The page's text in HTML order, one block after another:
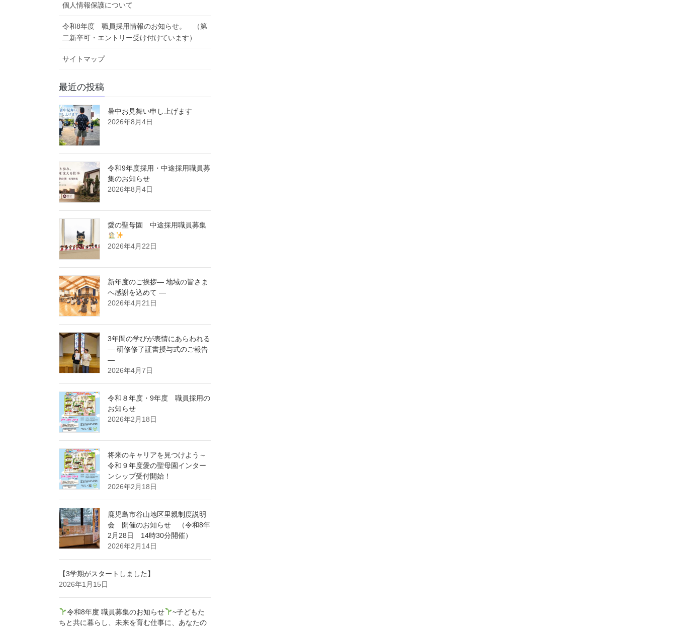
個人情報保護について
令和8年度 職員採用情報のお知らせ。 （第
二新卒可・エントリー受け付けています）
サイトマップ
最近の投稿
暑中お見舞い申し上げます
2026年8月4日
令和9年度採用・中途採用職員募
集のお知らせ
2026年8月4日
愛の聖母園 中途採用職員募集
2026年4月22日
新年度のご挨拶― 地域の皆さま
へ感謝を込めて ―
2026年4月21日
3年間の学びが表情にあらわれる
― 研修修了証書授与式のご報告
―
2026年4月7日
令和８年度・9年度 職員採用の
お知らせ
2026年2月18日
将来のキャリアを見つけよう～
令和９年度愛の聖母園インター
ンシップ受付開始！
2026年2月18日
鹿児島市谷山地区里親制度説明
会 開催のお知らせ （令和8年
2月28日 14時30分開催）
2026年2月14日
【3学期がスタートしました】
2026年1月15日
令和8年度 職員募集のお知らせ
~子どもた
ちと共に暮らし、未来を育む仕事に、あなたの